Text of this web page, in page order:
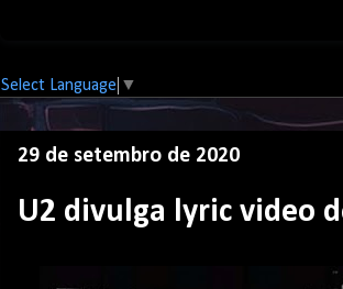
Select Language ▼
29 de setembro de 2020
U2 divulga lyric video